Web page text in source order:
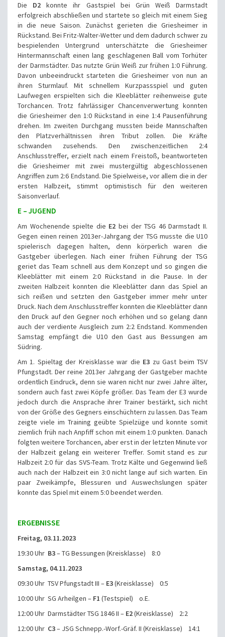
Die D2 konnte ihr Gastspiel bei Grün Weiß Darmstadt
erfolgreich abschließen und startete so gleich mit einem Sieg
in die neue Saison. Zunächst gerieten die Griesheimer in
Rückstand. Bei Fritz-Walter-Wetter und dem dadurch schwer zu
bespielenden Untergrund unterschätzte die Griesheimer
Hintermannschaft einen lang geschlagenen Ball vom Torhüter
der Darmstädter. Das nutzte Grün Weiß zur frühen 1:0 Führung.
Davon unbeeindruckt starteten die Griesheimer von nun an
ihren Sturmlauf. Mit schnellem Kurzpassspiel und guten
Laufwegen erspielten sich die Kleeblätter reihenweise gute
Torchancen. Trotz fahrlässiger Chancenverwertung konnten
die Griesheimer den 1:0 Rückstand in eine 1:4 Pausenführung
drehen. Im zweiten Durchgang mussten beide Mannschaften
den Platzverhältnissen ihren Tribut zollen. Die Kräfte
schwanden zusehends. Den zwischenzeitlichen 2:4
Anschlusstreffer, erzielt nach einem Freistoß, beantworteten
die Griesheimer mit zwei mustergültig abgeschlossenen
Angriffen zum 2:6 Endstand. Die Spielweise, vor allem die in der
ersten Halbzeit, stimmt optimistisch für den weiteren
Saisonverlauf.
E – JUGEND
Am Wochenende spielte die E2 bei der TSG 46 Darmstadt II.
Gegen einen reinen 2013er-Jahrgang der TSG musste die U10
spielerisch dagegen halten, denn körperlich waren die
Gastgeber überlegen. Nach einer frühen Führung der TSG
geriet das Team schnell aus dem Konzept und so gingen die
Kleeblätter mit einem 2:0 Rückstand in die Pause. In der
zweiten Halbzeit konnten die Kleeblätter dann das Spiel an
sich reißen und setzten den Gastgeber immer mehr unter
Druck. Nach dem Anschlusstreffer konnten die Kleeblätter dann
den Druck auf den Gegner noch erhöhen und so gelang dann
auch der verdiente Ausgleich zum 2:2 Endstand. Kommenden
Samstag empfängt die U10 den Gast aus Bessungen am
Südring.
Am 1. Spieltag der Kreisklasse war die E3 zu Gast beim TSV
Pfungstadt. Der reine 2013er Jahrgang der Gastgeber machte
ordentlich Eindruck, denn sie waren nicht nur zwei Jahre älter,
sondern auch fast zwei Köpfe größer. Das Team der E3 wurde
jedoch durch die Ansprache ihrer Trainer bestärkt, sich nicht
von der Größe des Gegners einschüchtern zu lassen. Das Team
zeigte viele im Training geübte Spielzüge und konnte somit
ziemlich früh nach Anpfiff schon mit einem 1:0 punkten. Danach
folgten weitere Torchancen, aber erst in der letzten Minute vor
der Halbzeit gelang ein weiterer Treffer. Somit stand es zur
Halbzeit 2:0 für das SVS-Team. Trotz Kälte und Gegenwind ließ
auch nach der Halbzeit ein 3:0 nicht lange auf sich warten. Ein
paar Zweikämpfe, Blessuren und Auswechslungen später
konnte das Spiel mit einem 5:0 beendet werden.
ERGEBNISSE
Freitag, 03.11.2023
19:30 Uhr B3– TG Bessungen (Kreisklasse) 8:0
Samstag, 04.11.2023
09:30 Uhr TSV Pfungstadt III – E3(Kreisklasse) 0:5
10:00 Uhr SG Arheilgen – F1 (Testspiel) o.E.
12:00 Uhr Darmstädter TSG 1846 II – E2(Kreisklasse) 2:2
12:00 Uhr C3– JSG Schnepp.-Worf.-Gräf. II (Kreisklasse) 14:1